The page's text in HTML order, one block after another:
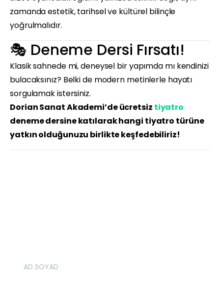
zamanda estetik, tarihsel ve kültürel bilinçle
yoğrulmalıdır.
🎭 Deneme Dersi Fırsatı!
Klasik sahnede mi, deneysel bir yapımda mı kendinizi
bulacaksınız? Belki de modern metinlerle hayatı
sorgulamak istersiniz.
Dorian Sanat Akademi’de ücretsiz tiyatro
deneme dersine katılarak hangi tiyatro türüne
yatkın olduğunuzu birlikte keşfedebiliriz!